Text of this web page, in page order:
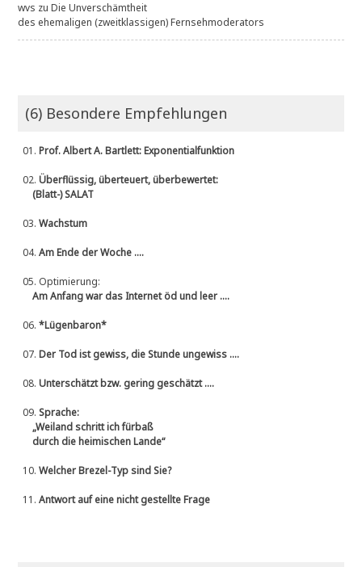
wvs zuDie Unverschämtheit
des ehemaligen (zweitklassigen) Fernsehmoderators
(6) Besondere Empfehlungen
01.Prof. Albert A. Bartlett: Exponentialfunktion
02.Überflüssig, überteuert, überbewertet:
(Blatt-) SALAT
03.Wachstum
04.Am Ende der Woche ....
05. Optimierung:
Am Anfang war das Internet öd und leer ....
06.*Lügenbaron*
07.Der Tod ist gewiss, die Stunde ungewiss ....
08.Unterschätzt bzw. gering geschätzt ....
09.Sprache:
„Weiland schritt ich fürbaß
durch die heimischen Lande“
10.Welcher Brezel-Typ sind Sie?
11.Antwort auf eine nicht gestellte Frage